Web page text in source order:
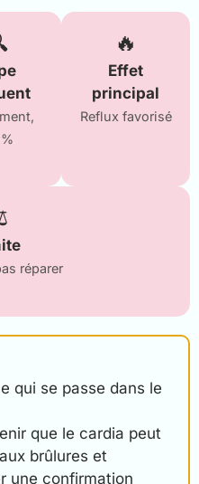
🔥
Effet
principal
Reflux favorisé
réparer
qui se passe dans le
que le cardia peut
brûlures et
une confirmation